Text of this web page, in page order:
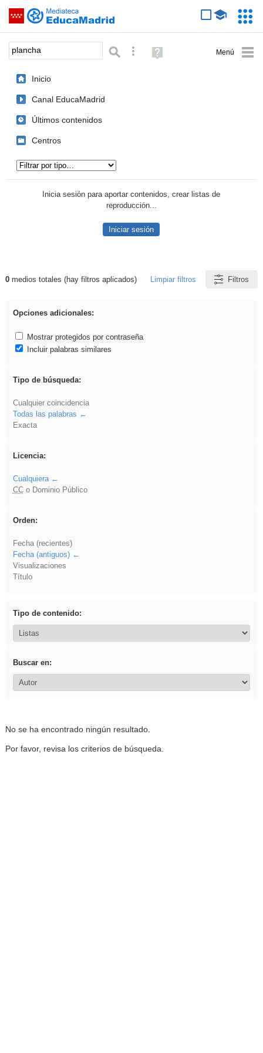
Saltar navegación
Palabra o frase: Búsqueda avanzada
Ayuda
(en
Inicio
Canal EducaMadrid
Últimos contenidos
Centros
Inicia sesión para aportar contenidos, crear listas de
reproducción...
Iniciar sesión
Resultados de: plancha
0medios totales (hay filtros aplicados) Limpiar filtros Filtros
Opciones adicionales:
Mostrar protegidos por contraseña
Incluir palabras similares
Tipo de búsqueda:
Cualquier coincidencia
Todas las palabras
Exacta
Licencia:
Cualquiera
CCo Dominio Público
Orden:
Fecha (recientes)
Fecha (antiguos)
Visualizaciones
Título
Tipo de contenido:
Buscar en:
No se ha encontrado ningún resultado.
Por favor, revisa los criterios de búsqueda.